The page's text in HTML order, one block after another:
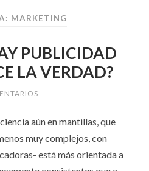
MARKETING
PUBLICIDAD
LA VERDAD?
aún en mantillas, que
muy complejos, con
está más orientada a